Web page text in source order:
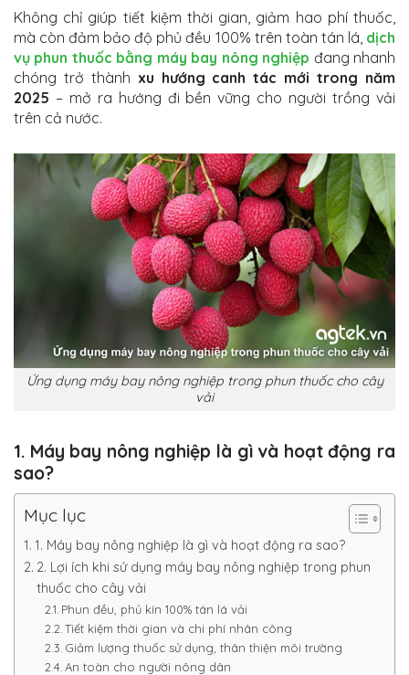
Không chỉ giúp tiết kiệm thời gian, giảm hao phí thuốc,
mà còn đảm bảo độ phủ đều 100% trên toàn tán lá, dịch
vụ phun thuốc bằng máy bay nông nghiệp đang nhanh
chóng trở thành xu hướng canh tác mới trong năm
2025 – mở ra hướng đi bền vững cho người trồng vải
trên cả nước.
Ứng dụng máy bay nông nghiệp trong phun thuốc cho cây
vải
1. Máy bay nông nghiệp là gì và hoạt động ra
sao?
Mục lục
1. Máy bay nông nghiệp là gì và hoạt động ra sao?
2. Lợi ích khi sử dụng máy bay nông nghiệp trong phun
thuốc cho cây vải
Phun đều, phủ kín 100% tán lá vải
Tiết kiệm thời gian và chi phí nhân công
Giảm lượng thuốc sử dụng, thân thiện môi trường
An toàn cho người nông dân